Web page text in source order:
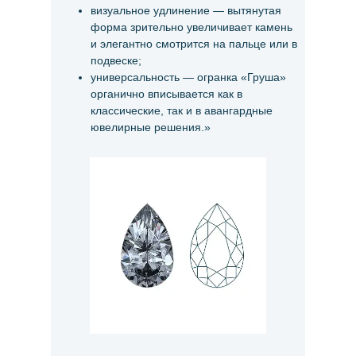
визуальное удлинение — вытянутая
форма зрительно увеличивает камень
и элегантно смотрится на пальце или в
подвеске;
универсальность — огранка «Груша»
органично вписывается как в
классические, так и в авангардные
ювелирные решения.»